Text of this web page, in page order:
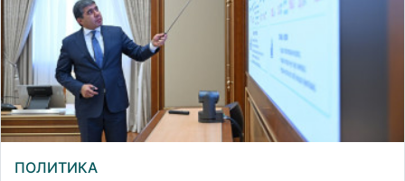
ПОЛИТИКА